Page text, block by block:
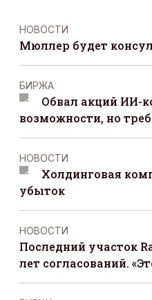
НОВОСТИ
Мюллер будет
БИРЖА
Обвал акций ИИ-
возможности, но
НОВОСТИ
Холдинговая
убыток
НОВОСТИ
Последний участок
лет согласований.